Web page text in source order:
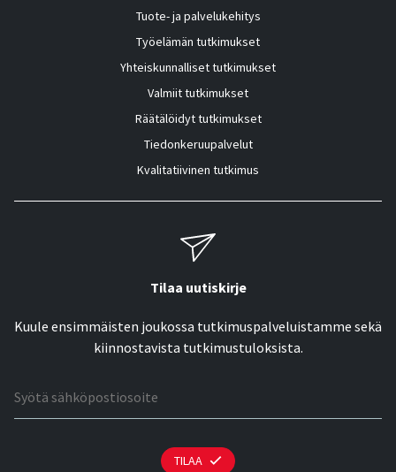
Tuote- ja palvelukehitys
Työelämän tutkimukset
Yhteiskunnalliset tutkimukset
Valmiit tutkimukset
Räätälöidyt tutkimukset
Tiedonkeruupalvelut
Kvalitatiivinen tutkimus
Tilaa uutiskirje
Kuule ensimmäisten joukossa tutkimuspalveluistamme sekä
kiinnostavista tutkimustuloksista.
TILAA